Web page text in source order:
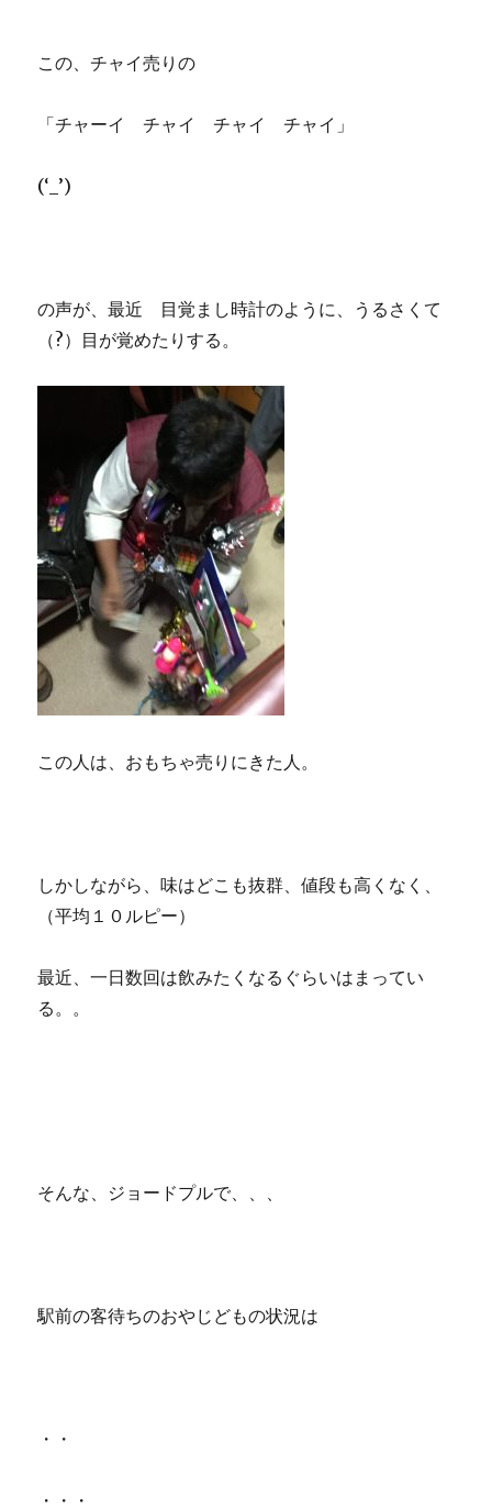
この、チャイ売りの
「チャーイ チャイ チャイ チャイ」
(‘_’)
の声が、最近 目覚まし時計のように、うるさくて
（?）目が覚めたりする。
この人は、おもちゃ売りにきた人。
しかしながら、味はどこも抜群、値段も高くなく、
（平均１０ルピー）
最近、一日数回は飲みたくなるぐらいはまってい
る。。
そんな、ジョードプルで、、、
駅前の客待ちのおやじどもの状況は
・・
・・・